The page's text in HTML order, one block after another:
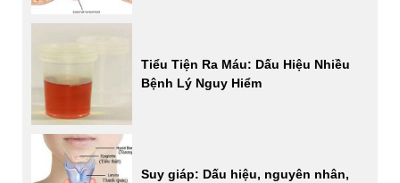
Tiểu Tiện Ra Máu: Dấu Hiệu Nhiều
Bệnh Lý Nguy Hiểm
Suy giáp: Dấu hiệu, nguyên nhân,